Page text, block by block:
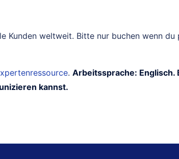
Kunden weltweit. Bitte nur buchen wenn
. Arbeitssprache: Englisch.
kannst.